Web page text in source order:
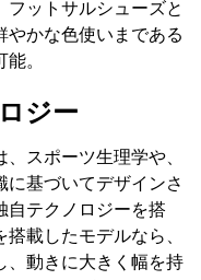
ットサルシューズと
やかな色使いまである
。
ジー
スポーツ生理学や、
に基づいてデザインさ
自テクノロジーを搭
載したモデルなら、
、動きに大きく幅を持